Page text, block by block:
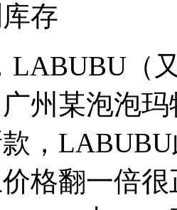
存
LABUBU（
州某泡泡
，
格翻一倍